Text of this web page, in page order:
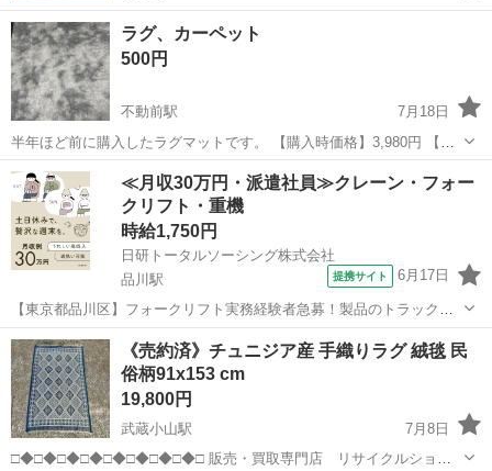
ラグ、カーペット
500円
不動前駅
7月18日
半年ほど前に購入したラグマットです。 【購入時価格】3,980円 【サ
イズ】縦：120cm、横：160cm、重量1.1KG。①毛足の長さ：約40mm
②ポリウレタンの厚さ：約10mm ③裏地：不織布(滑り止め付き) 。
【傷...
東京 品川区 不動前駅 カーペット/マット/ラグ
≪月収30万円・派遣社員≫クレーン・フォー
クリフト・重機
時給1,750円
日研トータルソーシング株式会社
品川駅
提携サイト 6月17日
【東京都品川区】フォークリフト実務経験者急募！製品のトラック積
み込みフォーク作業《お仕事No.5A381-JS》 お仕事について フォーク
リフトを使用した製品の運搬作業（トラックへの積み上げ、トラック
からの積み下ろしなど）...
東京 品川区 品川駅
《売約済》チュニジア産 手織りラグ 絨毯 民
俗柄91x153 cm
19,800円
武蔵小山駅
7月8日
□◆□◆□◆□◆□◆□◆□◆□◆□ 販売・買取専門店 リサイクルショッ